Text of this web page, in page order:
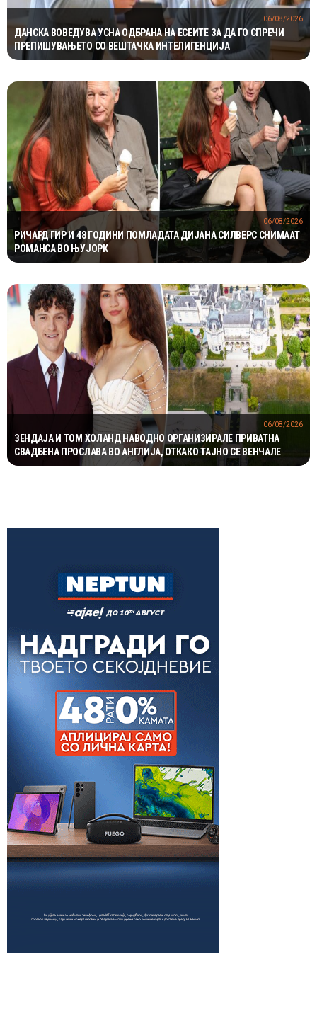
ДАНСКА ВОВЕДУВА УСНА ОДБРАНА НА ЕСЕИТЕ ЗА ДА ГО СПРЕЧИ
ПРЕПИШУВАЊЕТО СО ВЕШТАЧКА ИНТЕЛИГЕНЦИЈА
06/08/2026
РИЧАРД ГИР И 48 ГОДИНИ ПОМЛАДАТА ДИЈАНА СИЛВЕРС СНИМААТ
РОМАНСА ВО ЊУЈОРК
06/08/2026
ЗЕНДАЈА И ТОМ ХОЛАНД НАВОДНО ОРГАНИЗИРАЛЕ ПРИВАТНА
СВАДБЕНА ПРОСЛАВА ВО АНГЛИЈА, ОТКАКО ТАЈНО СЕ ВЕНЧАЛЕ
06/08/2026